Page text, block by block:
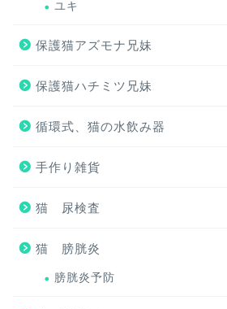
ユキ
保護猫アズモナ兄妹
保護猫ハチミツ兄妹
循環式、猫の水飲み器
手作り雑貨
猫 尿検査
猫 膀胱炎
膀胱炎予防